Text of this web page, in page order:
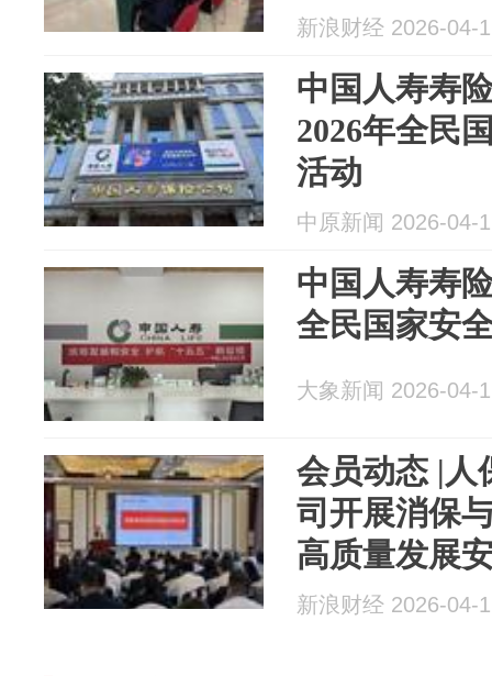
满召开
新浪财经 2026-04-
中国人寿寿
2026年全民
活动
中原新闻 2026-04-
中国人寿寿
全民国家安
大象新闻 2026-04-
会员动态 |人
司开展消保
高质量发展
新浪财经 2026-04-